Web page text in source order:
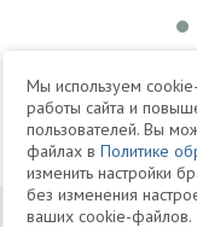
+7
© 1994-2026
Мы используем
работы сайта и
пользователей. Вы
файлах вПолитике
изменить настройки
без изменения
ваших cookie-файлов.